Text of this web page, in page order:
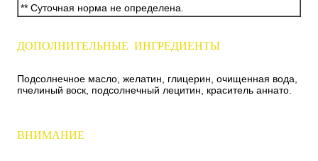
** Суточная норма не определена.
ДОПОЛНИТЕЛЬНЫЕ ИНГРЕДИЕНТЫ
Подсолнечное масло, желатин, глицерин, очищенная вода,
пчелиный воск, подсолнечный лецитин, краситель аннато.
ВНИМАНИЕ